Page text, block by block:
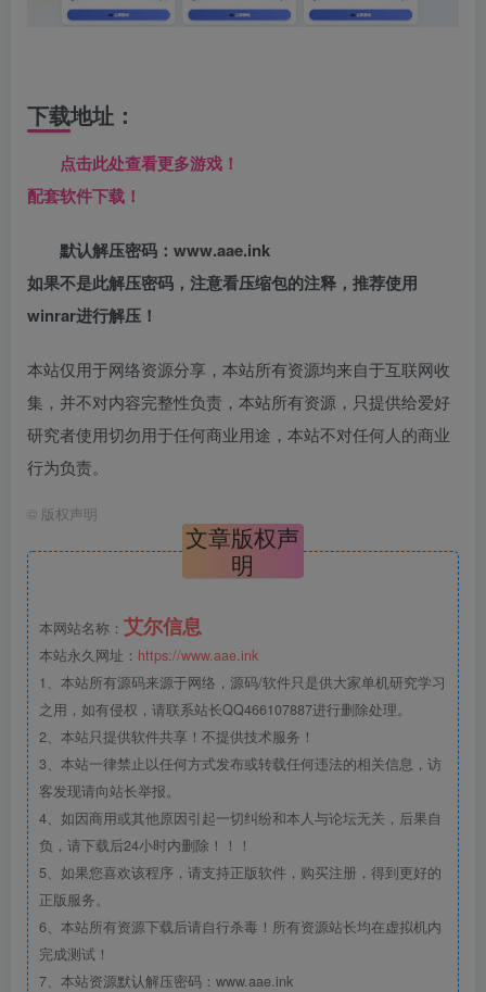
下载地址：
点击此处查看更多游戏！
配套软件下载！
默认解压密码：www.aae.ink
如果不是此解压密码，注意看压缩包的注释，推荐使用
winrar进行解压！
本站仅用于网络资源分享，本站所有资源均来自于互联网收
集，并不对内容完整性负责，本站所有资源，只提供给爱好
研究者使用切勿用于任何商业用途，本站不对任何人的商业
行为负责。
© 版权声明
文章版权声
明
本网站名称： 艾尔信息
本站永久网址： https://www.aae.ink
1、本站所有源码来源于网络，源码/软件只是供大家单机研究学习
之用，如有侵权，请联系站长QQ466107887进行删除处理。
2、本站只提供软件共享！不提供技术服务！
3、本站一律禁止以任何方式发布或转载任何违法的相关信息，访
客发现请向站长举报。
4、如因商用或其他原因引起一切纠纷和本人与论坛无关，后果自
负，请下载后24小时内删除！！！
5、如果您喜欢该程序，请支持正版软件，购买注册，得到更好的
正版服务。
6、本站所有资源下载后请自行杀毒！所有资源站长均在虚拟机内
完成测试！
7、本站资源默认解压密码：www.aae.ink